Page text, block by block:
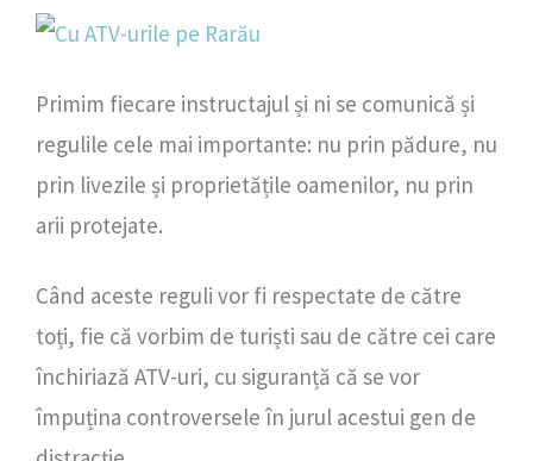
Primim fiecare instructajul și ni se comunică și
regulile cele mai importante: nu prin pădure, nu
prin livezile și proprietățile oamenilor, nu prin
arii protejate.
Când aceste reguli vor fi respectate de către
toți, fie că vorbim de turiști sau de către cei care
închiriază ATV-uri, cu siguranță că se vor
împuțina controversele în jurul acestui gen de